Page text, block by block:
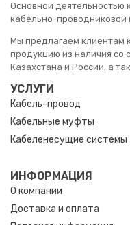
Основной деятельностью
кабельно-проводниковой
Мы предлагаем клиентам
продукцию из наличия со
Казахстана и России, а
УСЛУГИ
Кабель-провод
Кабельные муфты
Кабеленесущие системы
ИНФОРМАЦИЯ
О компании
Доставка и оплата